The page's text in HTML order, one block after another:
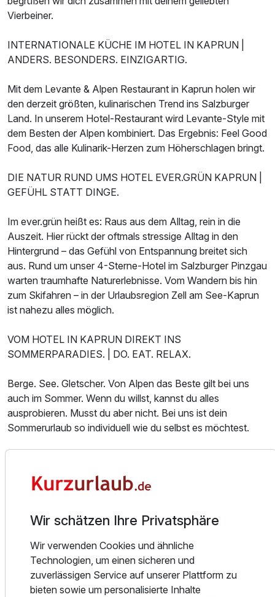
Ausstattung
2 Erwachsene
Ausstattung
Für 8 Tage p.P. ab1.256,42 €
Vierbeiner.
INTERNATIONALE KÜCHE IM HOTEL IN KAPRUN |
ANDERS. BESONDERS. EINZIGARTIG.
Mit dem Levante & Alpen Restaurant in Kaprun holen wir
den derzeit größten, kulinarischen Trend ins Salzburger
Land. In unserem Hotel-Restaurant wird Levante-Style mit
dem Besten der Alpen kombiniert. Das Ergebnis: Feel Good
Food, das alle Kulinarik-Herzen zum Höherschlagen bringt.
DIE NATUR RUND UMS HOTEL EVER.GRÜN KAPRUN |
GEFÜHL STATT DINGE.
Im ever.grün heißt es: Raus aus dem Alltag, rein in die
Auszeit. Hier rückt der oftmals stressige Alltag in den
Hintergrund – das Gefühl von Entspannung breitet sich
aus. Rund um unser 4-Sterne-Hotel im Salzburger Pinzgau
warten traumhafte Naturerlebnisse. Vom Wandern bis hin
zum Skifahren – in der Urlaubsregion Zell am See-Kaprun
ist nahezu alles möglich.
VOM HOTEL IN KAPRUN DIREKT INS
SOMMERPARADIES. | DO. EAT. RELAX.
Berge. See. Gletscher. Von Alpen das Beste gilt bei uns
auch im Sommer. Wenn du willst, kannst du alles
ausprobieren. Musst du aber nicht. Bei uns ist dein
Sommerurlaub so individuell wie du selbst es möchtest.
- 1 Sommerkarte – 100 % Mehrwert – tausend und ein
- Am See. Am Wasser. Am Sommerglück – der Zeller See
- Wandern – dein Outdoor-Fitness direkt vor der Haustüre
- Rad, Mountainbike, E-Bike – entdecke deine Touren,
Singletrails, Freeridelines, Rennstrecken.
- Golf – die 36 schönsten Greens im Golfclub Zell am See
Wir schätzen Ihre Privatsphäre
Wir verwenden Cookies und ähnliche
Technologien, um einen sicheren und
zuverlässigen Service auf unserer Plattform zu
bieten sowie um personalisierte Inhalte